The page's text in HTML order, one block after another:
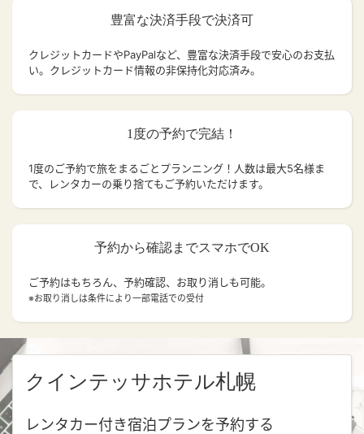
豊富な決済手段で決済可
クレジットカードやPayPalなど、豊富な決済手段で安心のお支払
い。クレジットカード情報の非保持化対応済み。
1度の予約で完結！
1度のご予約で旅をまるごとプランニング！人数は最大5名様ま
で、レンタカーの乗り捨てもご予約いただけます。
予約から確認までスマホでOK
ご予約はもちろん、予約確認、お取り消しも可能。
※お取り消しは条件により一部電話での受付
クインテッサホテル札幌
レンタカー付き宿泊プランを予約する